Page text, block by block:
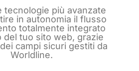
tecnologie più avanzate
in autonomia il flusso
totalmente integrato
del tuo sito web, grazie
campi sicuri gestiti da
Worldline.